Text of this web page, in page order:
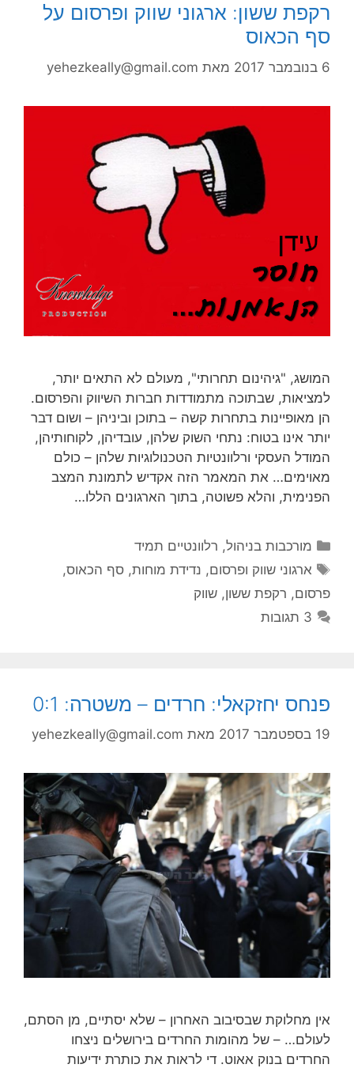
רקפת ששון: ארגוני שווק ופרסום על
סף הכאוס
6 בנובמבר 2017 מאת yehezkeally@gmail.com
המושג, "גיהינום תחרותי", מעולם לא התאים יותר,
למציאות, שבתוכה מתמודדות חברות השיווק והפרסום.
הן מאופיינות בתחרות קשה – בתוכן וביניהן – ושום דבר
יותר אינו בטוח: נתחי השוק שלהן, עובדיהן, לקוחותיהן,
המודל העסקי ורלוונטיות הטכנולוגיות שלהן – כולם
מאוימים… את המאמר הזה אקדיש לתמונת המצב
הפנימית, והלא פשוטה, בתוך הארגונים הללו…
קטגוריות
מורכבות בניהול, רלוונטיים תמיד
תגיות
ארגוני שווק ופרסום, נדידת מוחות,סף הכאוס,
פרסום, רקפת ששון, שווק
3 תגובות
פנחס יחזקאלי: חרדים – משטרה: 0:1
19 בספטמבר 2017 מאת yehezkeally@gmail.com
אין מחלוקת שבסיבוב האחרון – שלא יסתיים, מן הסתם,
לעולם… – של מהומות החרדים בירושלים ניצחו
החרדים בנוק אאוט. די לראות את כותרת ידיעות